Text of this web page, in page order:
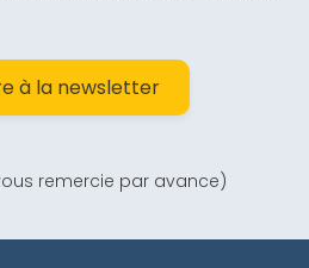
à la newsletter
remercie par avance)